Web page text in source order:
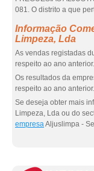
081. O distrito a que
Informação
Limpeza, Lda
As vendas registadas
respeito ao ano anterior.
Os resultados da
respeito ao ano anterior.
Se deseja obter mais
Limpeza, Lda ou do
empresaAljuslimpa -